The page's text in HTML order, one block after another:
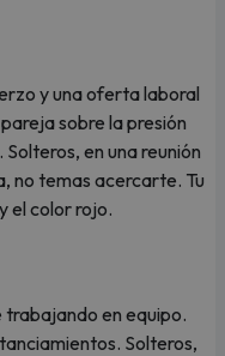
y una oferta laboral
sobre la presión
en una reunión
no temas acercarte. Tu
el color rojo.
en equipo.
Solteros,